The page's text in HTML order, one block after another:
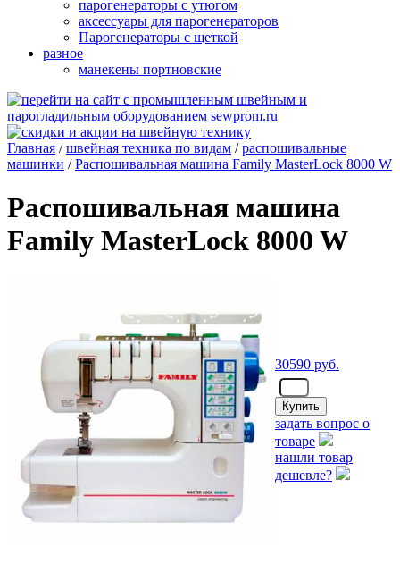
парогенераторы с утюгом
аксессуары для парогенераторов
Парогенераторы с щеткой
разное
манекены портновские
Главная /швейная техника по видам /распошивальные
машинки /Распошивальная машина Family MasterLock 8000 W
Распошивальная машина
Family MasterLock 8000 W
30590 руб.
задать вопрос о
товаре
нашли товар
дешевле?